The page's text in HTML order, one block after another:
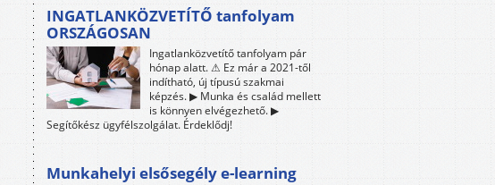
INGATLANKÖZVETÍTŐ tanfolyam
ORSZÁGOSAN
Ingatlanközvetítő tanfolyam pár
hónap alatt. ⚠ Ez már a 2021-től
indítható, új típusú szakmai
képzés. ▶ Munka és család mellett
is könnyen elvégezhető. ▶
Segítőkész ügyfélszolgálat. Érdeklődj!
Munkahelyi elsősegély e-learning